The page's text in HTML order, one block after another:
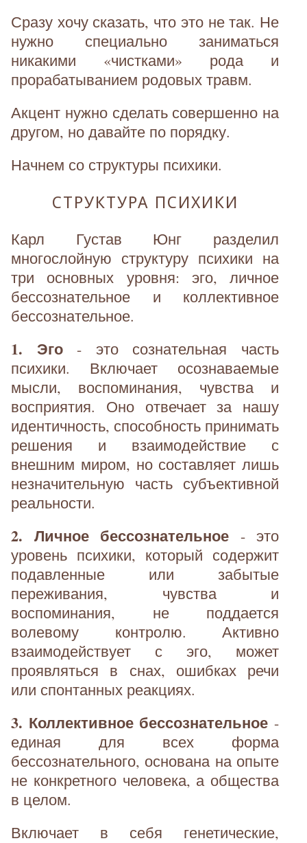
Сразу хочу сказать, что это не так. Не
нужно специально заниматься
никакими «чистками» рода и
прорабатыванием родовых травм.
Акцент нужно сделать совершенно на
другом, но давайте по порядку.
Начнем со структуры психики.
СТРУКТУРА ПСИХИКИ
Карл Густав Юнг разделил
многослойную структуру психики на
три основных уровня: эго, личное
бессознательное и коллективное
бессознательное.
1. Эго- это сознательная часть
психики. Включает осознаваемые
мысли, воспоминания, чувства и
восприятия. Оно отвечает за нашу
идентичность, способность принимать
решения и взаимодействие с
внешним миром, но составляет лишь
незначительную часть субъективной
реальности.
2. Личное бессознательное - это
уровень психики, который содержит
подавленные или забытые
переживания, чувства и
воспоминания, не поддается
волевому контролю. Активно
взаимодействует с эго, может
проявляться в снах, ошибках речи
или спонтанных реакциях.
3. Коллективное бессознательное -
единая для всех форма
бессознательного, основана на опыте
не конкретного человека, а общества
в целом.
Включает в себя генетические,